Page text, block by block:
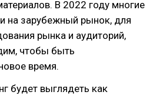
В 2022 году многие
на зарубежный рынок, для
рынка и аудиторий,
чтобы быть
время.
будет выглядеть как